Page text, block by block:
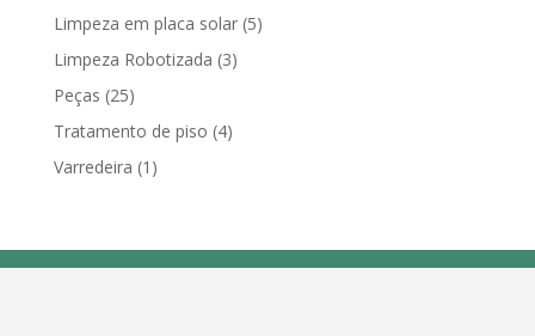
Limpeza em placa solar (5)
Limpeza Robotizada (3)
Peças (25)
Tratamento de piso (4)
Varredeira (1)